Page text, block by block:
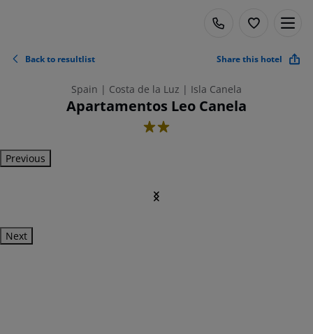
Back to resultlist Share this hotel
Spain | Costa de la Luz | Isla Canela
Apartamentos Leo Canela
2
Previous
Next